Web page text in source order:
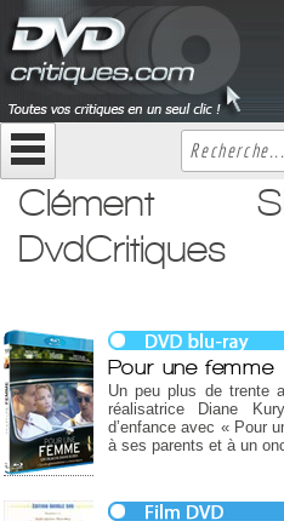
Clément
DvdCritiques
Pour une femme
Un peu plus de trente
réalisatrice Diane
d’enfance avec « Pour
à ses parents et à un